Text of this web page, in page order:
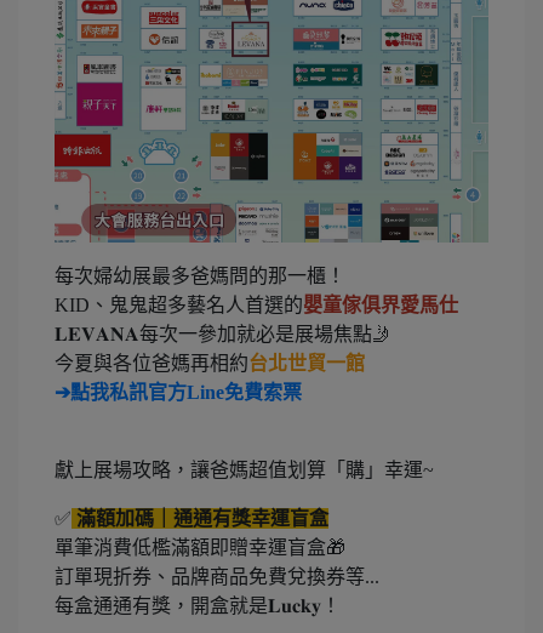
每次婦幼展最多爸媽問的那一櫃！
KID、鬼鬼超多藝名人首選的嬰童傢俱界愛馬仕
𝐋𝐄𝐕𝐀𝐍𝐀每次一參加就必是展場焦點🤳
今夏與各位爸媽再相約台北世貿一館
➔點我私訊官方Line免費索票
獻上展場攻略，讓爸媽超值划算「購」幸運~
✅ 滿額加碼｜通通有獎幸運盲盒
單筆消費低檻滿額即贈幸運盲盒🎁
訂單現折券、品牌商品免費兌換券等...
每盒通通有獎，開盒就是𝐋𝐮𝐜𝐤𝐲！